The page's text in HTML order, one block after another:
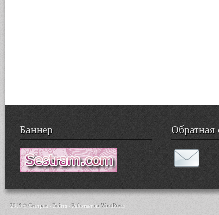
Баннер Обратная
2015 © Сестрам · Войти · Работает на WordPress